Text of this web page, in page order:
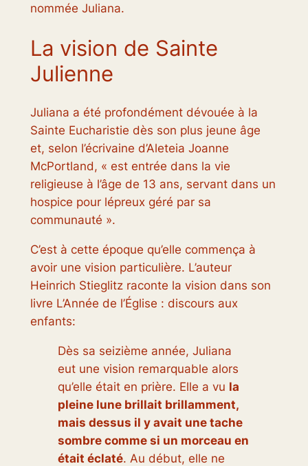
nommée Juliana.
La vision de Sainte
Julienne
Juliana a été profondément dévouée à la
Sainte Eucharistie dès son plus jeune âge
et, selon l’écrivaine d’Aleteia Joanne
McPortland, « est entrée dans la vie
religieuse à l’âge de 13 ans, servant dans un
hospice pour lépreux géré par sa
communauté ».
C’est à cette époque qu’elle commença à
avoir une vision particulière. L’auteur
Heinrich Stieglitz raconte la vision dans son
livre L’Année de l’Église : discours aux
enfants:
Dès sa seizième année, Juliana
eut une vision remarquable alors
qu’elle était en prière. Elle a vu la
pleine lune brillait brillamment,
mais dessus il y avait une tache
sombre comme si un morceau en
était éclaté. Au début, elle ne